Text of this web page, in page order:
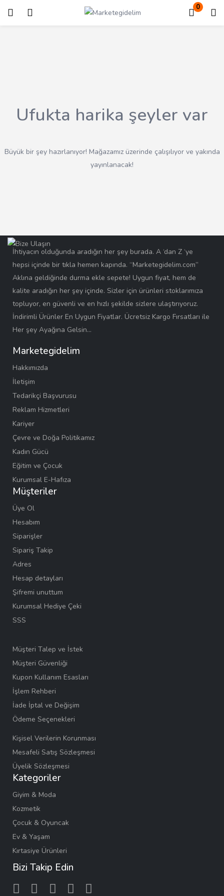
0
Giriş Kayıt ol
Ufukta harika şeyler var
Büyük bir şey hazırlanıyor! Mağazamız üzerinde çalışılıyor ve yakında
yayınlanacak!
İhtiyacın olduğunda aradığın her şey burada. A ‘dan Z ‘ye
hepsi içinde bir tıkla hemen kapında. “Marketegidelim.com”
Aklına geldiğinde durma ekle sepete! Uygun fiyat, hem de
kalite aradığın her şey içinde. Sizler için ürünleri stoklarımıza
topluyor, en güvenli ve en hızlı şekilde sizlere ulaştırıyoruz.
İndirimli Ürünler En Uygun Fiyatlar. Ücretsiz Kargo Fırsatları ile
Her şey Ayağına Gelsin…
Marketegidelim
Hakkımızda
İletişim
Tedarikçi Başvurusu
Reklam Hizmetleri
Kariyer
Çevre ve Doğa Politikamız
Kadın Gücü
Eğitim ve Çocuk
Kurumsal E-Hafıza
Müşteriler
Üye Ol
Hesabım
Siparişler
Sipariş Takip
Adres
Hesap detayları
Şifremi unuttum
Kurumsal Hediye Çeki
SSS
Müşteri Talep ve İstek
Müşteri Güvenliği
Kupon Kullanım Esasları
İşlem Rehberi
İade İptal ve Değişim
Ödeme Seçenekleri
Kişisel Verilerin Korunması
Mesafeli Satış Sözleşmesi
Üyelik Sözleşmesi
Kategoriler
Giyim & Moda
Kozmetik
Çocuk & Oyuncak
Ev & Yaşam
Kırtasiye Ürünleri
Bizi Takip Edin